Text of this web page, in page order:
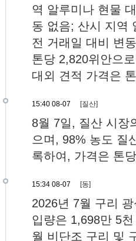
역 알루미나 현물
동 없음; 산시 지역
전 거래일 대비 변
톤당 2,820위안으
대외 견적 가격은
15:40 08-07 [질산]
8월 7일, 질산 시장
으며, 98% 농도 질
록하여, 가격은 톤
15:34 08-07 [동]
2026년 7월 구리
입량은 1,698만 5
월 비단조 구리 및